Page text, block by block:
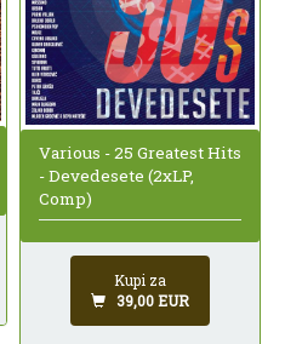
Various - 25 Greatest Hits
- Devedesete (2xLP,
Comp)
Kupi za
39,00 EUR